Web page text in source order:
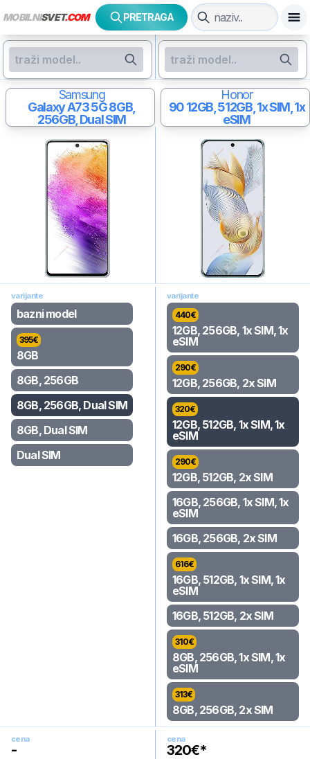
MOBILNISVET.COM PRETRAGA
Samsung
Galaxy A73 5G8GB,
256GB, Dual SIM
Honor
9012GB, 512GB, 1x SIM, 1x
eSIM
varijante
bazni model
395€
8GB
8GB, 256GB
8GB, 256GB, Dual SIM
8GB, Dual SIM
Dual SIM
varijante
440€
12GB, 256GB, 1x SIM, 1x
eSIM
290€
12GB, 256GB, 2x SIM
320€
12GB, 512GB, 1x SIM, 1x
eSIM
290€
12GB, 512GB, 2x SIM
16GB, 256GB, 1x SIM, 1x
eSIM
16GB, 256GB, 2x SIM
616€
16GB, 512GB, 1x SIM, 1x
eSIM
16GB, 512GB, 2x SIM
310€
8GB, 256GB, 1x SIM, 1x
eSIM
313€
8GB, 256GB, 2x SIM
cena
-
cena
320€*